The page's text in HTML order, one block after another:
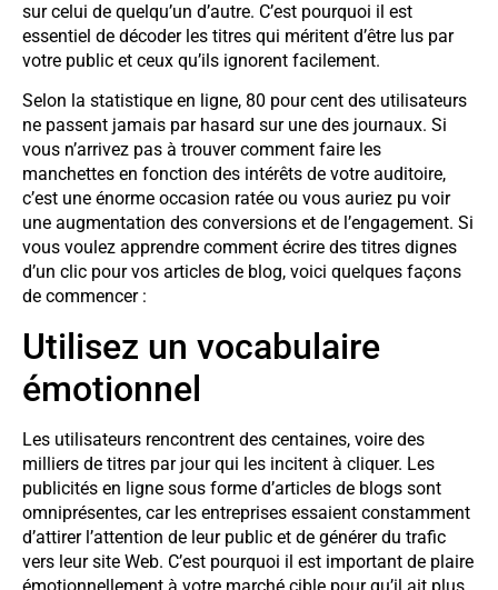
sur celui de quelqu’un d’autre. C’est pourquoi il est
essentiel de décoder les titres qui méritent d’être lus par
votre public et ceux qu’ils ignorent facilement.
Selon la statistique en ligne, 80 pour cent des utilisateurs
ne passent jamais par hasard sur une des journaux. Si
vous n’arrivez pas à trouver comment faire les
manchettes en fonction des intérêts de votre auditoire,
c’est une énorme occasion ratée ou vous auriez pu voir
une augmentation des conversions et de l’engagement. Si
vous voulez apprendre comment écrire des titres dignes
d’un clic pour vos articles de blog, voici quelques façons
de commencer :
Utilisez un vocabulaire
émotionnel
Les utilisateurs rencontrent des centaines, voire des
milliers de titres par jour qui les incitent à cliquer. Les
publicités en ligne sous forme d’articles de blogs sont
omniprésentes, car les entreprises essaient constamment
d’attirer l’attention de leur public et de générer du trafic
vers leur site Web. C’est pourquoi il est important de plaire